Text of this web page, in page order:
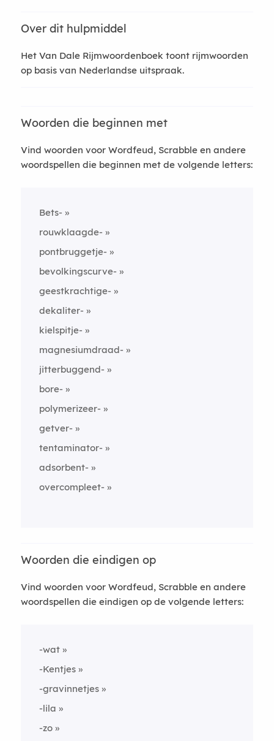
Over dit hulpmiddel
Het Van Dale Rijmwoordenboek toont rijmwoorden
op basis van Nederlandse uitspraak.
Woorden die beginnen met
Vind woorden voor Wordfeud, Scrabble en andere
woordspellen die beginnen met de volgende letters:
Bets-
rouwklaagde-
pontbruggetje-
bevolkingscurve-
geestkrachtige-
dekaliter-
kielspitje-
magnesiumdraad-
jitterbuggend-
bore-
polymerizeer-
getver-
tentaminator-
adsorbent-
overcompleet-
Woorden die eindigen op
Vind woorden voor Wordfeud, Scrabble en andere
woordspellen die eindigen op de volgende letters:
-wat
-Kentjes
-gravinnetjes
-lila
-zo